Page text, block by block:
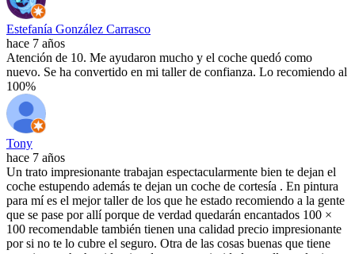
Estefanía González Carrasco
hace 7 años
Atención de 10. Me ayudaron mucho y el coche quedó como
nuevo. Se ha convertido en mi taller de confianza. Lo recomiendo al
100%
Tony
hace 7 años
Un trato impresionante trabajan espectacularmente bien te dejan el
coche estupendo además te dejan un coche de cortesía . En pintura
para mí es el mejor taller de los que he estado recomiendo a la gente
que se pase por allí porque de verdad quedarán encantados 100 ×
100 recomendable también tienen una calidad precio impresionante
por si no te lo cubre el seguro. Otra de las cosas buenas que tiene